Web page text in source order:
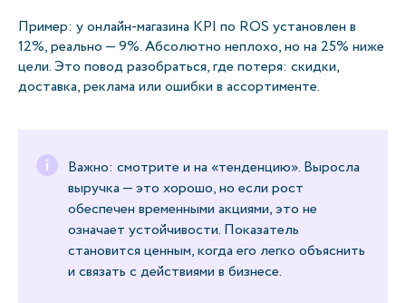
Пример: у онлайн-магазина KPI по ROS установлен в
12%, реально — 9%. Абсолютно неплохо, но на 25% ниже
цели. Это повод разобраться, где потеря: скидки,
доставка, реклама или ошибки в ассортименте.
Важно: смотрите и на «тенденцию». Выросла
выручка — это хорошо, но если рост
обеспечен временными акциями, это не
означает устойчивости. Показатель
становится ценным, когда его легко объяснить
и связать с действиями в бизнесе.